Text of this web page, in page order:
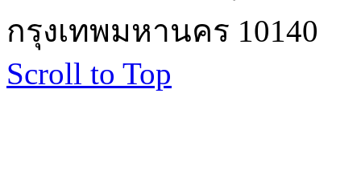
กรุงเทพมหานคร 10140
Scroll to Top